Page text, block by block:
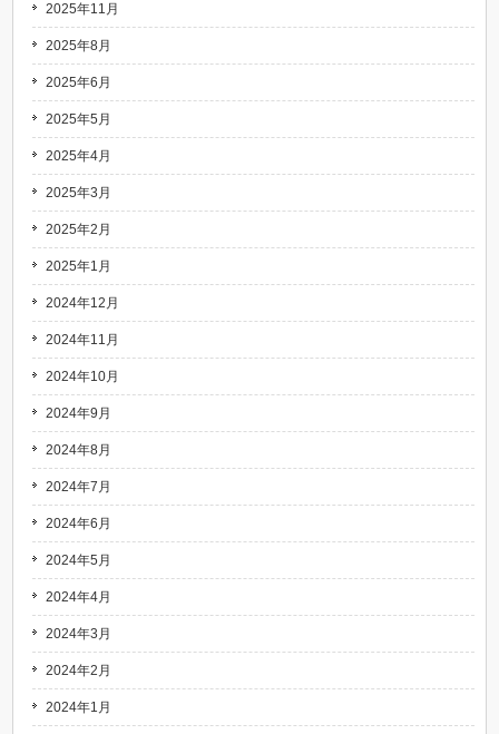
2025年11月
2025年8月
2025年6月
2025年5月
2025年4月
2025年3月
2025年2月
2025年1月
2024年12月
2024年11月
2024年10月
2024年9月
2024年8月
2024年7月
2024年6月
2024年5月
2024年4月
2024年3月
2024年2月
2024年1月